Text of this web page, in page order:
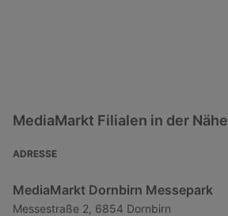
MediaMarkt Filialen in der Nähe
ADRESSE
MediaMarkt Dornbirn Messepark
Messestraße 2, 6854 Dornbirn